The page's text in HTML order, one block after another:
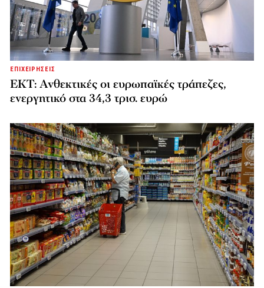
ΕΠΙΧΕΙΡΗΣΕΙΣ
ΕΚΤ: Ανθεκτικές οι ευρωπαϊκές τράπεζες,
ενεργητικό στα 34,3 τρισ. ευρώ